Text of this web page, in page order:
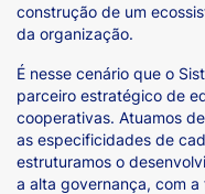
construção de um
da organização.
É nesse cenário que o
parceiro estratégico de
cooperativas. Atuamos
as especificidades de
estruturamos o
a alta governança, com